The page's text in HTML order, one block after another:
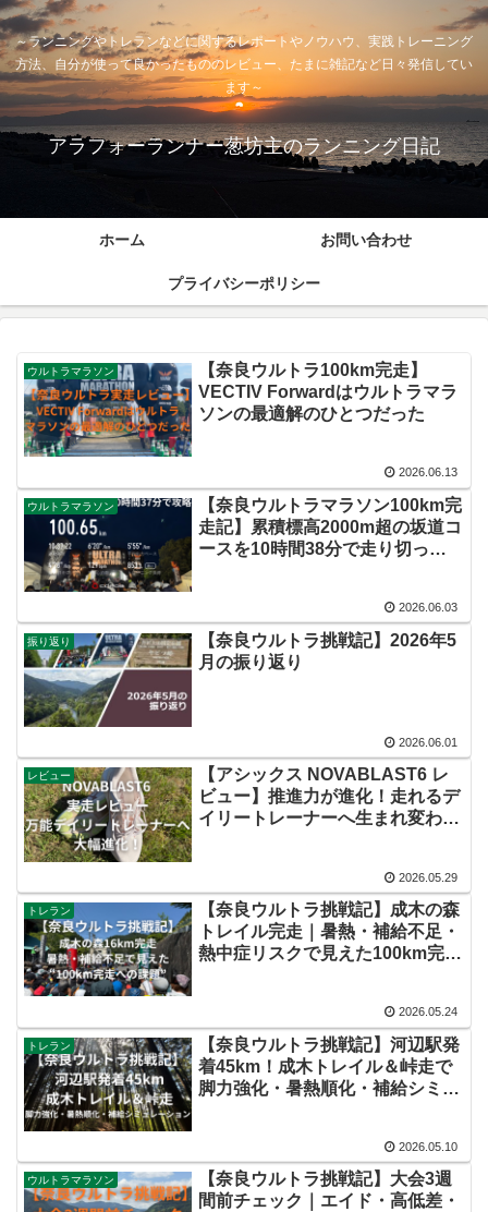
～ランニングやトレランなどに関するレポートやノウハウ、実践トレーニング
方法、自分が使って良かったもののレビュー、たまに雑記など日々発信してい
ます～
アラフォーランナー葱坊主のランニング日記
ホーム お問い合わせ
プライバシーポリシー
ウルトラマラソン
【奈良ウルトラ100km完走】
VECTIV Forwardはウルトラマラ
ソンの最適解のひとつだった
2026.06.13
ウルトラマラソン
【奈良ウルトラマラソン100km完
走記】累積標高2000m超の坂道コ
ースを10時間38分で走り切った
2026.06.03
振り返り
【奈良ウルトラ挑戦記】2026年5
月の振り返り
2026.06.01
レビュー
【アシックス NOVABLAST6 レ
ビュー】推進力が進化！走れるデ
イリートレーナーへ生まれ変わっ
2026.05.29
トレラン
【奈良ウルトラ挑戦記】成木の森
トレイル完走｜暑熱・補給不足・
熱中症リスクで見えた100km完走
2026.05.24
トレラン
【奈良ウルトラ挑戦記】河辺駅発
着45km！成木トレイル＆峠走で
脚力強化・暑熱順化・補給シミュ
2026.05.10
ウルトラマラソン
【奈良ウルトラ挑戦記】大会3週
間前チェック｜エイド・高低差・